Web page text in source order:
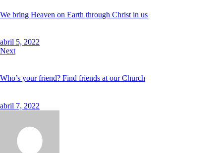
We bring Heaven on Earth through Christ in us
abril 5, 2022
Next
Who’s your friend? Find friends at our Church
abril 7, 2022